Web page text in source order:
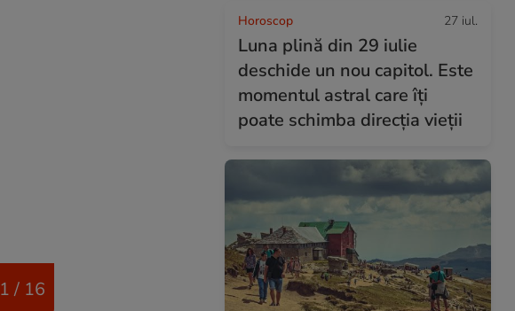
1 / 16
Horoscop 27 iul.
Luna plină din 29 iulie
deschide un nou capitol. Este
momentul astral care îți
poate schimba direcția vieții